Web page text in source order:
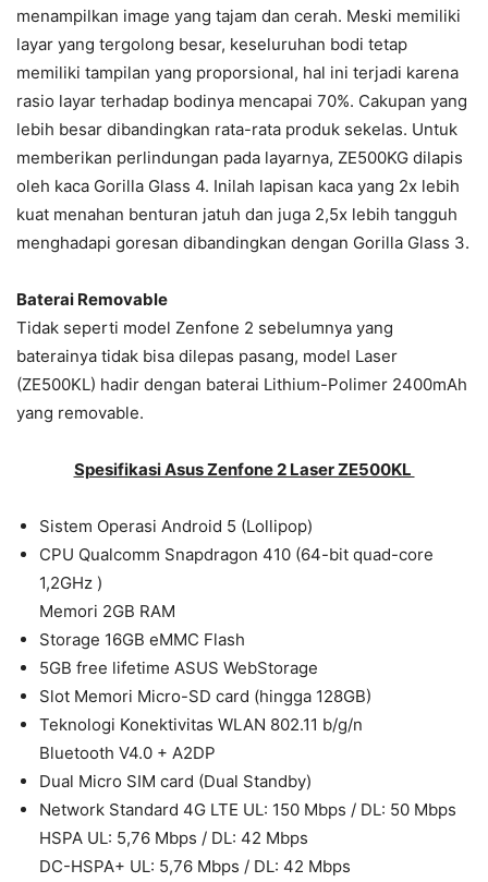
menampilkan image yang tajam dan cerah. Meski memiliki
layar yang tergolong besar, keseluruhan bodi tetap
memiliki tampilan yang proporsional, hal ini terjadi karena
rasio layar terhadap bodinya mencapai 70%. Cakupan yang
lebih besar dibandingkan rata-rata produk sekelas. Untuk
memberikan perlindungan pada layarnya, ZE500KG dilapis
oleh kaca Gorilla Glass 4. Inilah lapisan kaca yang 2x lebih
kuat menahan benturan jatuh dan juga 2,5x lebih tangguh
menghadapi goresan dibandingkan dengan Gorilla Glass 3.
Baterai Removable
Tidak seperti model Zenfone 2 sebelumnya yang
baterainya tidak bisa dilepas pasang, model Laser
(ZE500KL) hadir dengan baterai Lithium-Polimer 2400mAh
yang removable.
Spesifikasi Asus Zenfone 2 Laser ZE500KL
Sistem Operasi Android 5 (Lollipop)
CPU Qualcomm Snapdragon 410 (64-bit quad-core
1,2GHz )
Memori 2GB RAM
Storage 16GB eMMC Flash
5GB free lifetime ASUS WebStorage
Slot Memori Micro-SD card (hingga 128GB)
Teknologi Konektivitas WLAN 802.11 b/g/n
Bluetooth V4.0 + A2DP
Dual Micro SIM card (Dual Standby)
Network Standard 4G LTE UL: 150 Mbps / DL: 50 Mbps
HSPA UL: 5,76 Mbps / DL: 42 Mbps
DC-HSPA+ UL: 5,76 Mbps / DL: 42 Mbps